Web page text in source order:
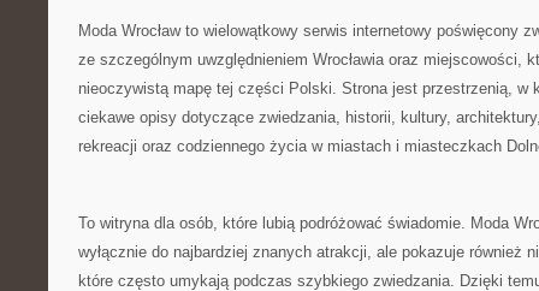
Moda Wrocław to wielowątkowy serwis internetowy poświęcony
ze szczególnym uwzględnieniem Wrocławia oraz miejscowości,
nieoczywistą mapę tej części Polski. Strona jest przestrzenią, w
ciekawe opisy dotyczące zwiedzania, historii, kultury,
rekreacji oraz codziennego życia w miastach i miasteczkach
To witryna dla osób, które lubią podróżować świadomie. Moda
wyłącznie do najbardziej znanych atrakcji, ale pokazuje również
które często umykają podczas szybkiego zwiedzania. Dzięki